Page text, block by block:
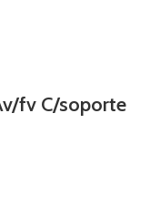
fv C/soporte